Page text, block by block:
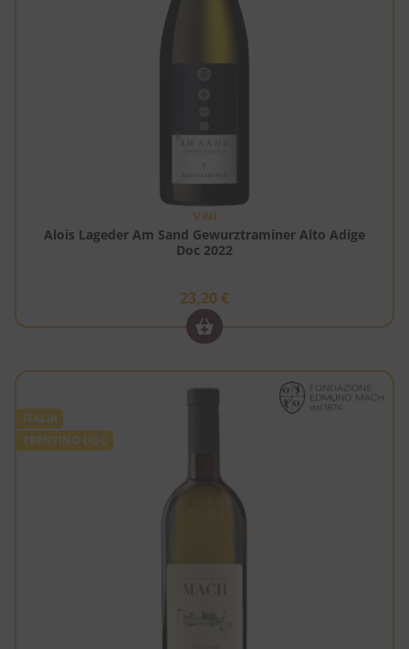
VINI
Alois Lageder Am Sand Gewurztraminer Alto Adige
Doc 2022
23,20 €
ITALIA
TRENTINO DOC